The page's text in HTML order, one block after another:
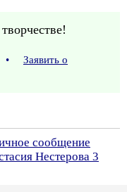
•
Заявить о
сообщение
Нестерова 3